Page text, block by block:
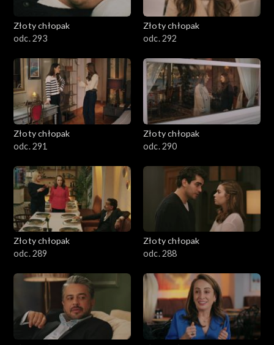
Złoty chłopak
odc. 293
Złoty chłopak
odc. 292
Złoty chłopak
odc. 291
Złoty chłopak
odc. 290
Złoty chłopak
odc. 289
Złoty chłopak
odc. 288